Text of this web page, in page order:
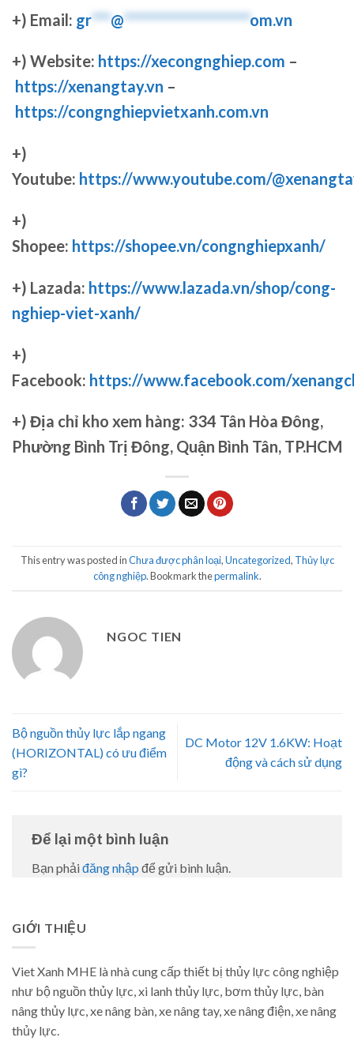
+) Email: gr***@********************om.vn
+) Website: https://xecongnghiep.com –
https://xenangtay.vn –
https://congnghiepvietxanh.com.vn
+)
Youtube: https://www.youtube.com/
+)
Shopee: https://shopee.vn/congnghiepxanh/
+) Lazada: https://www.lazada.vn/shop/cong-
nghiep-viet-xanh/
+)
Facebook: https://www.facebook.com/
+) Địa chỉ kho xem hàng: 334 Tân Hòa Đông,
Phường Bình Trị Đông, Quận Bình Tân, TP.HCM
This entry was posted inChưa được phân loại,Uncategorized, Thủy lực
công nghiệp. Bookmark thepermalink.
NGOC TIEN
Bộ nguồn thủy lực lắp ngang
(HORIZONTAL) có ưu điểm
gì?
DC Motor 12V 1.6KW: Hoạt
động và cách sử dụng
Để lại một bình luận
Bạn phải đăng nhập để gửi bình luận.
GIỚI THIỆU
Viet Xanh MHE là nhà cung cấp thiết bị thủy lực công nghiệp
như bộ nguồn thủy lực, xi lanh thủy lực, bơm thủy lực, bàn
nâng thủy lực, xe nâng bàn, xe nâng tay, xe nâng điện, xe nâng
thủy lực.